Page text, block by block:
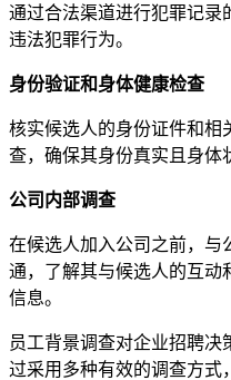
通过合法渠道进行犯罪记录
违法犯罪行为。
身份验证和身体健康检查
核实候选人的身份证件和相
查，确保其身份真实且身体
公司内部调查
在候选人加入公司之前，与
通，了解其与候选人的互动
信息。
员工背景调查对企业招聘决
过采用多种有效的调查方式